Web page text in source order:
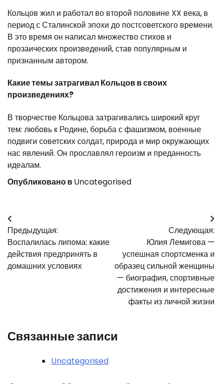
Кольцов жил и работал во второй половине XX века, в
период с Сталинской эпохи до постсоветского времени.
В это время он написал множество стихов и
прозаических произведений, став популярным и
признанным автором.
Какие темы затрагивал Кольцов в своих
произведениях?
В творчестве Кольцова затрагивались широкий круг
тем: любовь к Родине, борьба с фашизмом, военные
подвиги советских солдат, природа и мир окружающих
нас явлений. Он прославлял героизм и преданность
идеалам.
Опубликовано вUncategorised
Навигация
по
записям
Предыдущая:
Воспалилась липома: какие
действия предпринять в
домашних условиях
Следующая:
Юлия Лемигова —
успешная спортсменка и
образец сильной женщины
— биография, спортивные
достижения и интересные
факты из личной жизни
Связанные записи
Uncategorised